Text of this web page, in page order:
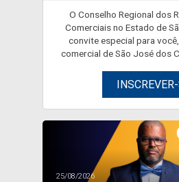
O Conselho Regional dos
Comerciais no Estado de
convite especial para
comercial de São José dos
25/08/2026